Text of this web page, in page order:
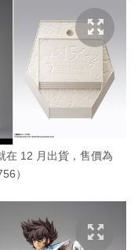
在 12 月出貨，售價為
）